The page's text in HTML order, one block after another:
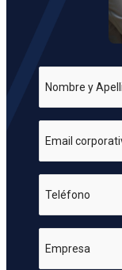
Nombre y
Email
Teléfono
Empresa